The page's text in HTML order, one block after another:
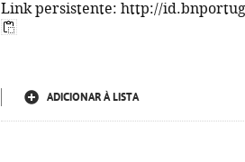
Link persistente: http://
ADICIONAR À LISTA